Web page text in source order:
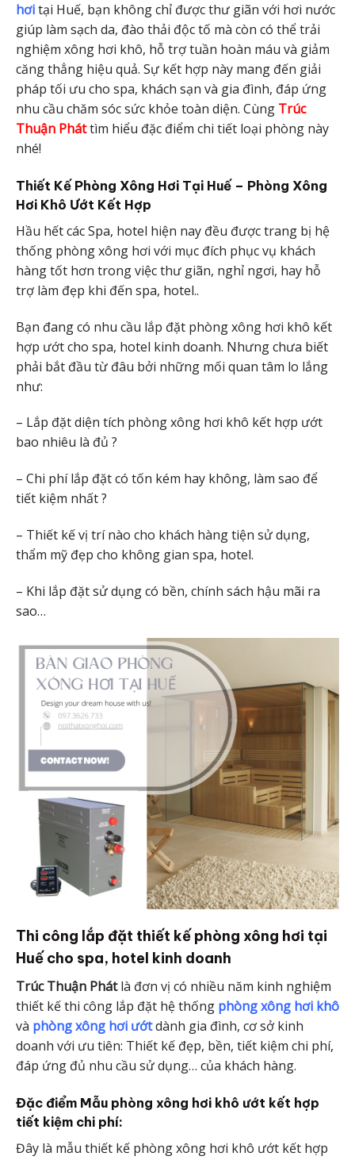
hơitại Huế, bạn không chỉ được thư giãn với hơi nước
giúp làm sạch da, đào thải độc tố mà còn có thể trải
nghiệm xông hơi khô, hỗ trợ tuần hoàn máu và giảm
căng thẳng hiệu quả. Sự kết hợp này mang đến giải
pháp tối ưu cho spa, khách sạn và gia đình, đáp ứng
nhu cầu chăm sóc sức khỏe toàn diện. Cùng Trúc
Thuận Pháttìm hiểu đặc điểm chi tiết loại phòng này
nhé!
Thiết Kế Phòng Xông Hơi Tại Huế – Phòng Xông
Hơi Khô Ướt Kết Hợp
Hầu hết các Spa, hotel hiện nay đều được trang bị hệ
thống phòng xông hơi với mục đích phục vụ khách
hàng tốt hơn trong việc thư giãn, nghỉ ngơi, hay hỗ
trợ làm đẹp khi đến spa, hotel..
Bạn đang có nhu cầu lắp đặt phòng xông hơi khô kết
hợp ướt cho spa, hotel kinh doanh. Nhưng chưa biết
phải bắt đầu từ đâu bởi những mối quan tâm lo lắng
như:
– Lắp đặt diện tích phòng xông hơi khô kết hợp ướt
bao nhiêu là đủ ?
– Chi phí lắp đặt có tốn kém hay không, làm sao để
tiết kiệm nhất ?
– Thiết kế vị trí nào cho khách hàng tiện sử dụng,
thẩm mỹ đẹp cho không gian spa, hotel.
– Khi lắp đặt sử dụng có bền, chính sách hậu mãi ra
sao…
Thi công lắp đặt thiết kế phòng xông hơi tại
Huế cho spa, hotel kinh doanh
Trúc Thuận Phátlà đơn vị có nhiều năm kinh nghiệm
thiết kế thi công lắp đặt hệ thống phòng xông hơi khô
và phòng xông hơi ướtdành gia đình, cơ sở kinh
doanh với ưu tiên: Thiết kế đẹp, bền, tiết kiệm chi phí,
đáp ứng đủ nhu cầu sử dụng… của khách hàng.
Đặc điểm Mẫu phòng xông hơi khô ướt kết hợp
tiết kiệm chi phí:
Đây là mẫu thiết kế phòng xông hơi khô ướt kết hợp